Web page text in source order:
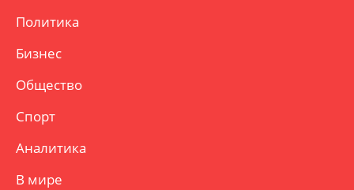
Политика
Бизнес
Общество
Спорт
Аналитика
В мире